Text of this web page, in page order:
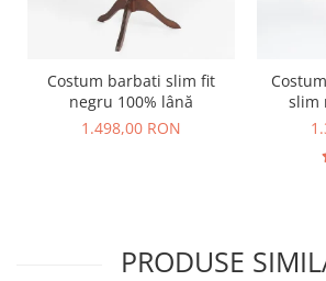
Costum barbati slim fit
negru 100% lână
1.498,00 RON
slim
PRODUSE